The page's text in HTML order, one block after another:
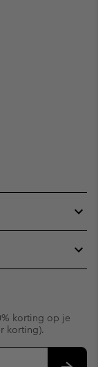
korting op je
korting).